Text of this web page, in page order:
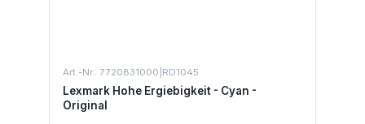
Art.-Nr.: 7720831000|RD1045
Lexmark Hohe Ergiebigkeit - Cyan -
Original